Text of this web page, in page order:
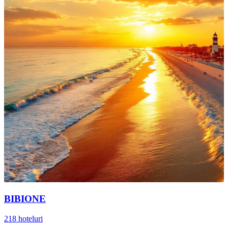
BIBIONE
218 hoteluri